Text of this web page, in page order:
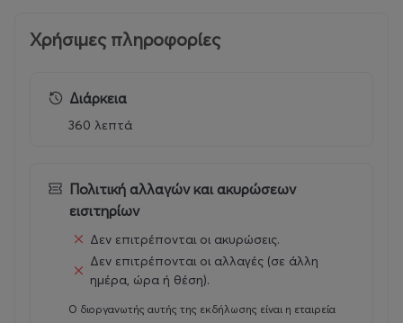
STREET CULTURE EVENTS
οποίες θα ξεκινούν από νωρίς το απόγευμα, με το
άνοιγμα των θυρών στις 18:00.
Λίγα λόγια για τις δράσεις που θα πραγματοποιηθούν
Σαββατοκύριακο 12 και 13 Σεπτεμβρίου, τόσο στους
εξωτερικούς όσο και στους εσωτερικούς χώρους του
φεστιβάλ:
Χρήσιμες πληροφορίες
Διάρκεια
360 λεπτά
Πολιτική αλλαγών και ακυρώσεων
εισιτηρίων
Δεν επιτρέπονται οι ακυρώσεις.
Δεν επιτρέπονται οι αλλαγές (σε άλλη
ημέρα, ώρα ή θέση).
Ο διοργανωτής αυτής της εκδήλωσης είναι η εταιρεία